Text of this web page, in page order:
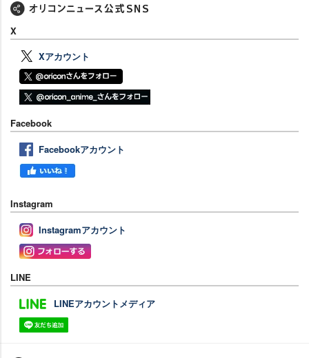
X
Xアカウント
Facebook
Facebookアカウント
Instagram
Instagramアカウント
LINE
LINEアカウントメディア